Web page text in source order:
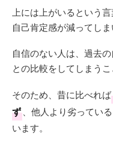
上には上がいるという
自己肯定感が減ってしま
自信のない人は、過去
との比較をしてしまうこ
そのため、昔に比べれば
ず 、他人より劣ってい
います。